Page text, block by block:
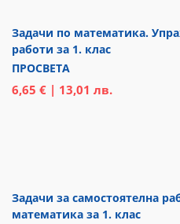
Задачи по математика.
работи за 1. клас
ПРОСВЕТА
6,65 € | 13,01 лв.
Задачи за самостоятелна
математика за 1. клас